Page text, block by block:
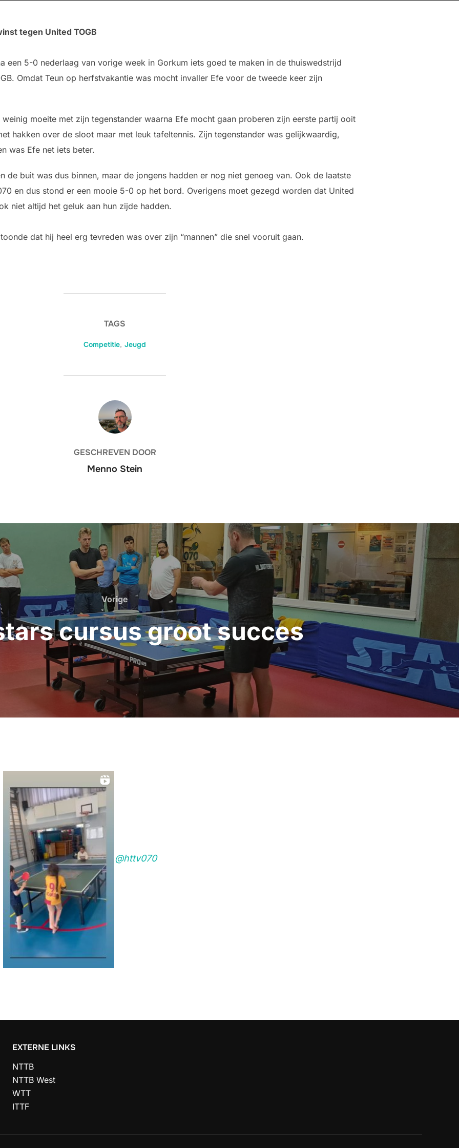
tegen United TOGB
een 5-0 nederlaag van vorige week in Gorkum iets goed te maken in de thuiswedstrijd
Omdat Teun op herfstvakantie was mocht invaller Efe voor de tweede keer zijn
moeite met zijn tegenstander waarna Efe mocht gaan proberen zijn eerste partij ooit
hakken over de sloot maar met leuk tafeltennis. Zijn tegenstander was gelijkwaardig,
was Efe net iets beter.
de buit was dus binnen, maar de jongens hadden er nog niet genoeg van. Ook de laatste
en dus stond er een mooie 5-0 op het bord. Overigens moet gezegd worden dat United
niet altijd het geluk aan hun zijde hadden.
dat hij heel erg tevreden was over zijn “mannen” die snel vooruit gaan.
TAGS
Competitie, Jeugd
BERICHTAUTEUR
GESCHREVEN DOOR
Menno Stein
Vorige
Vorige
cursus groot succes
@httv070
EXTERNE LINKS
NTTB
NTTB West
WTT
ITTF